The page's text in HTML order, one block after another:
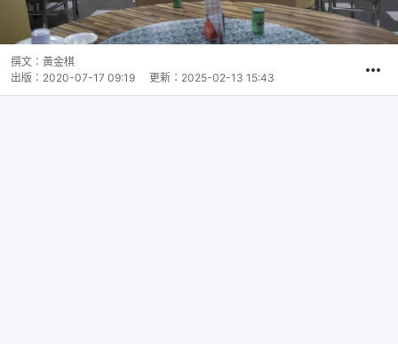
撰文： 黃金棋
出版： 2020-07-17 09:19 更新： 2025-02-13 15:43